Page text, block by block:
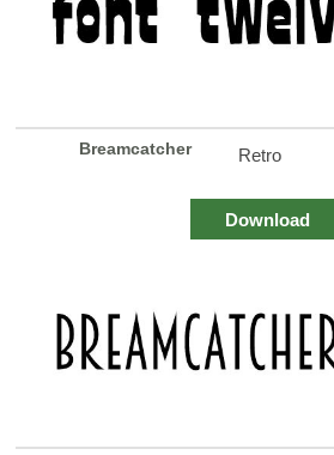
Breamcatcher Retro
Download